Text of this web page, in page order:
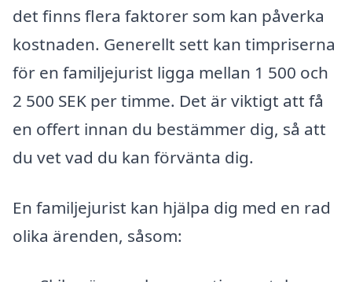
det finns flera faktorer som kan påverka
kostnaden. Generellt sett kan timpriserna
för en familjejurist ligga mellan 1 500 och
2 500 SEK per timme. Det är viktigt att få
en offert innan du bestämmer dig, så att
du vet vad du kan förvänta dig.
En familjejurist kan hjälpa dig med en rad
olika ärenden, såsom: